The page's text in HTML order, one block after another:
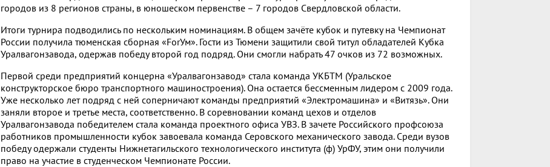
городов из 8 регионов страны, в юношеском первенстве – 7 городов Свердловской области.
Итоги турнира подводились по нескольким номинациям. В общем зачёте кубок и путевку на Чемпионат
России получила тюменская сборная «ForУм». Гости из Тюмени защитили свой титул обладателей Кубка
Уралвагонзавода, одержав победу второй год подряд. Они смогли набрать 47 очков из 72 возможных.
Первой среди предприятий концерна «Уралвагонзавод» стала команда УКБТМ (Уральское
конструкторское бюро транспортного машиностроения). Она остается бессменным лидером с 2009 года.
Уже несколько лет подряд с ней соперничают команды предприятий «Электромашина» и «Витязь». Они
заняли второе и третье места, соответственно. В соревновании команд цехов и отделов
Уралвагонзавода победителем стала команда проектного офиса УВЗ. В зачете Российского профсоюза
работников промышленности кубок завоевала команда Серовского механического завода. Среди вузов
победу одержали студенты Нижнетагильского технологического института (ф) УрФУ, этим они получили
право на участие в студенческом Чемпионате России.